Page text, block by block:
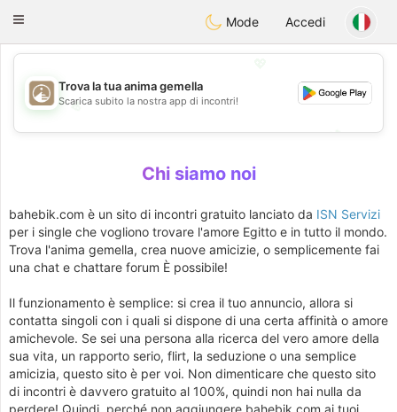
ahebik
Toggle
Mode Accedi
💖
💕
Trova la tua anima gemella
Scarica subito la nostra app di incontri!
Chi siamo noi
bahebik.com è un sito di incontri gratuito lanciato da ISN Servizi
per i single che vogliono trovare l'amore Egitto e in tutto il mondo.
Trova l'anima gemella, crea nuove amicizie, o semplicemente fai
una chat e chattare forum È possibile!
Il funzionamento è semplice: si crea il tuo annuncio, allora si
contatta singoli con i quali si dispone di una certa affinità o amore
amichevole. Se sei una persona alla ricerca del vero amore della
sua vita, un rapporto serio, flirt, la seduzione o una semplice
amicizia, questo sito è per voi. Non dimenticare che questo sito
di incontri è davvero gratuito al 100%, quindi non hai nulla da
perdere! Quindi, perché non aggiungere bahebik.com ai tuoi